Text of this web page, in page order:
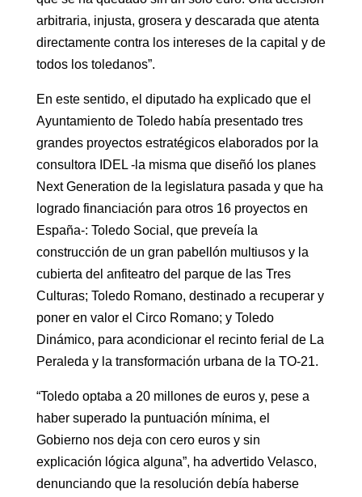
arbitraria, injusta, grosera y descarada que atenta
directamente contra los intereses de la capital y de
todos los toledanos”.
En este sentido, el diputado ha explicado que el
Ayuntamiento de Toledo había presentado tres
grandes proyectos estratégicos elaborados por la
consultora IDEL -la misma que diseñó los planes
Next Generation de la legislatura pasada y que ha
logrado financiación para otros 16 proyectos en
España-: Toledo Social, que preveía la
construcción de un gran pabellón multiusos y la
cubierta del anfiteatro del parque de las Tres
Culturas; Toledo Romano, destinado a recuperar y
poner en valor el Circo Romano; y Toledo
Dinámico, para acondicionar el recinto ferial de La
Peraleda y la transformación urbana de la TO-21.
“Toledo optaba a 20 millones de euros y, pese a
haber superado la puntuación mínima, el
Gobierno nos deja con cero euros y sin
explicación lógica alguna”, ha advertido Velasco,
denunciando que la resolución debía haberse